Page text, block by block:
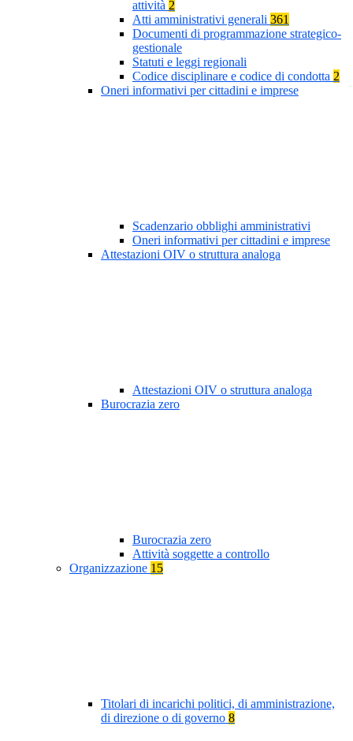
attività 2
Atti amministrativi generali 361
Documenti di programmazione strategico-
gestionale
Statuti e leggi regionali
Codice disciplinare e codice di condotta 2
Oneri informativi per cittadini e imprese
Scadenzario obblighi amministrativi
Oneri informativi per cittadini e imprese
Attestazioni OIV o struttura analoga
Attestazioni OIV o struttura analoga
Burocrazia zero
Burocrazia zero
Attività soggette a controllo
Organizzazione 15
Titolari di incarichi politici, di amministrazione,
di direzione o di governo 8